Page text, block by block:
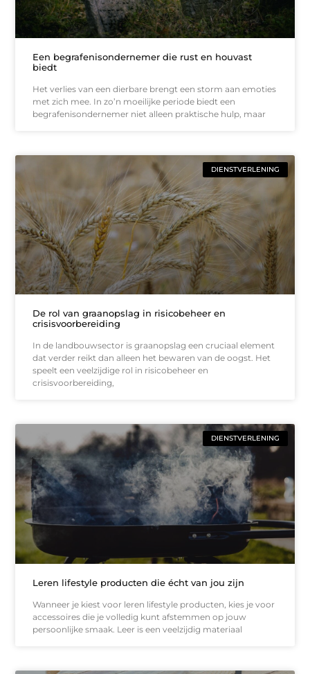
Een begrafenisondernemer die rust en houvast
biedt
Het verlies van een dierbare brengt een storm aan emoties
met zich mee. In zo’n moeilijke periode biedt een
begrafenisondernemer niet alleen praktische hulp, maar
DIENSTVERLENING
De rol van graanopslag in risicobeheer en
crisisvoorbereiding
In de landbouwsector is graanopslag een cruciaal element
dat verder reikt dan alleen het bewaren van de oogst. Het
speelt een veelzijdige rol in risicobeheer en
crisisvoorbereiding,
DIENSTVERLENING
Leren lifestyle producten die écht van jou zijn
Wanneer je kiest voor leren lifestyle producten, kies je voor
accessoires die je volledig kunt afstemmen op jouw
persoonlijke smaak. Leer is een veelzijdig materiaal